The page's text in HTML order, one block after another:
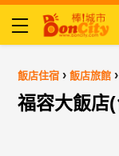
飯店住宿 ›飯店旅館 ›
福容大飯店